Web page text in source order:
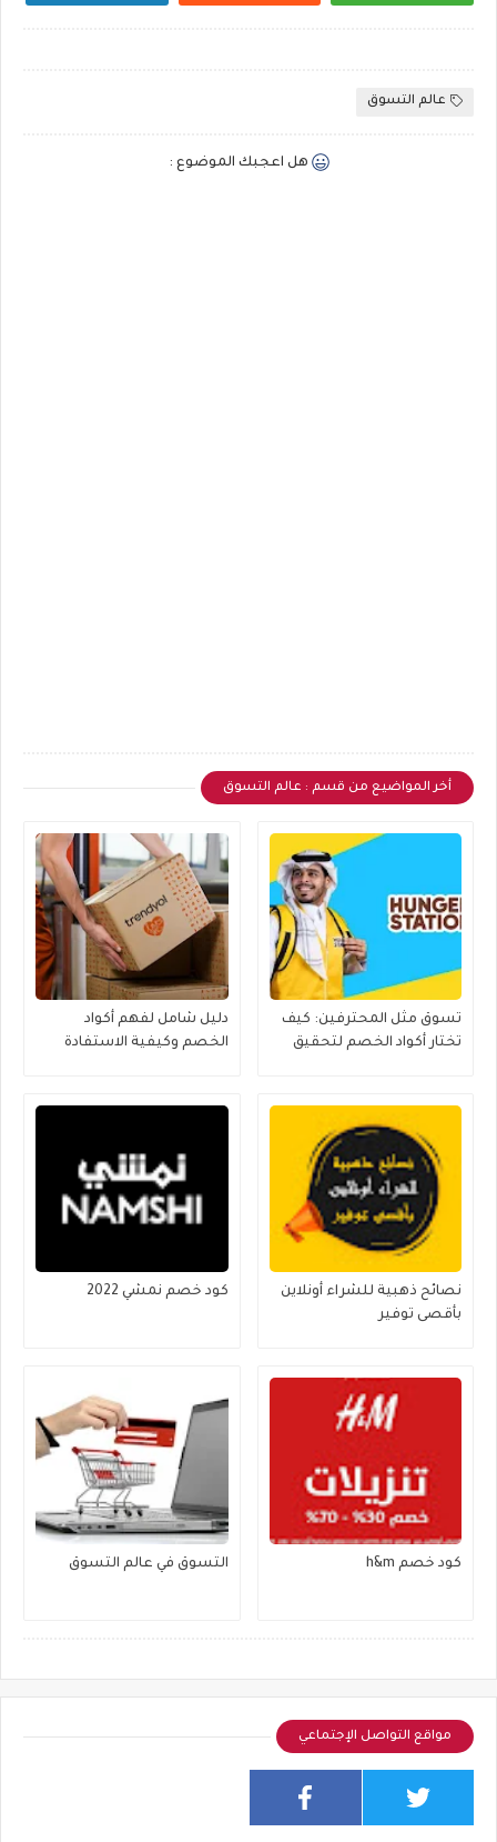
عالم التسوق
هل اعجبك الموضوع :
أخر المواضيع من قسم : عالم التسوق
تسوق مثل المحترفين: كيف
تختار أكواد الخصم لتحقيق
دليل شامل لفهم أكواد
الخصم وكيفية الاستفادة
نصائح ذهبية للشراء أونلاين
بأقصى توفير
كود خصم نمشي 2022
كود خصم h&m التسوق في عالم التسوق
مواقع التواصل الإجتماعي